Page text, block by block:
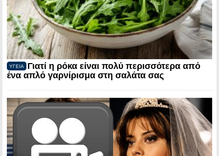
ΥΓΕΙΑ
Γιατί η ρόκα είναι πολύ περισσότερα από
ένα απλό γαρνίρισμα στη σαλάτα σας